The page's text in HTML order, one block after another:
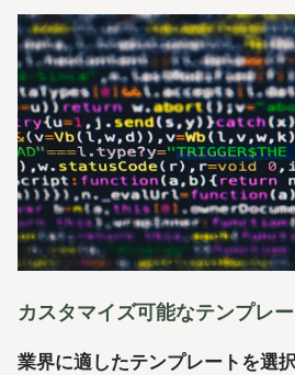
カスタマイズ可能なテンプレ
業界に適したテンプレートを選